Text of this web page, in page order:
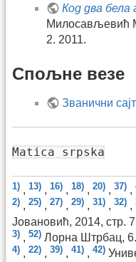
Код два бела
Милосављевић
2. 2011.
Спољне везе
Званични
Matica srpska
1) , 13) , 16) , 18) , 20) , 37) ,
2) , 25) , 27) , 29) , 31) , 32) ,
Јовановић, 2014, стр. 7
3) , 52) Лорна Штрбац,
4) , 22) , 39) , 41) , 42)